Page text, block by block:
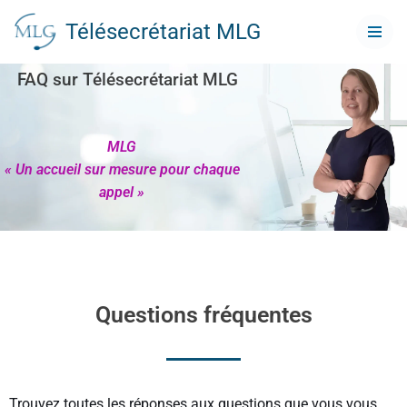
Aller
au
Télésecrétariat MLG
FAQ sur Télésecrétariat MLG
MLG
« Un accueil sur mesure pour chaque
appel »
Questions fréquentes